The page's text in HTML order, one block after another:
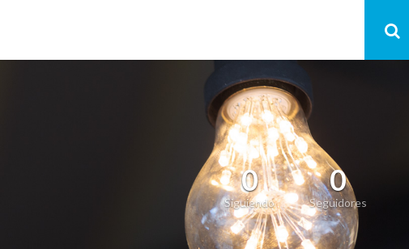
0
Siguiendo
0
Seguidores